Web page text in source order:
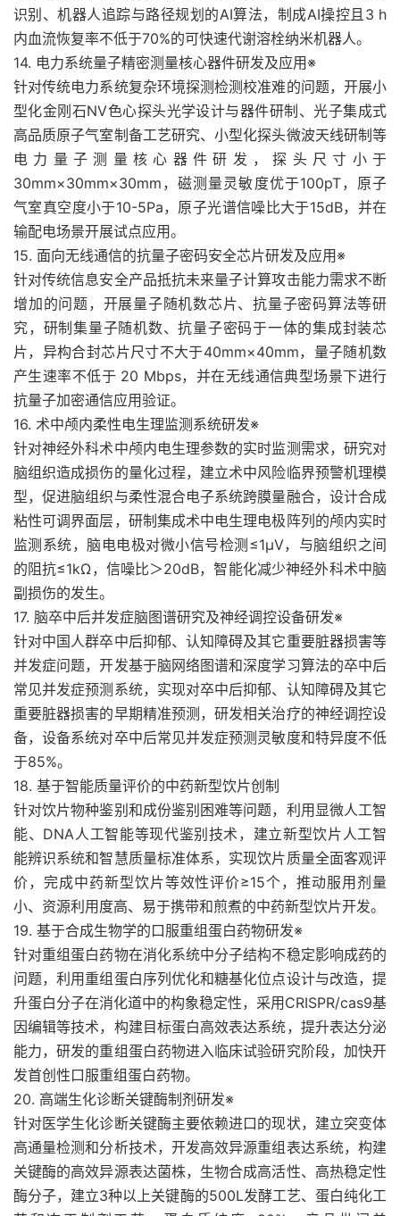
识别、机器人追踪与路径规划的AI算法，制成AI操控且3 h
内血流恢复率不低于70%的可快速代谢溶栓纳米机器人。
14. 电力系统量子精密测量核心器件研发及应用※
针对传统电力系统复杂环境探测检测校准难的问题，开展小
型化金刚石NV色心探头光学设计与器件研制、光子集成式
高品质原子气室制备工艺研究、小型化探头微波天线研制等
电力量子测量核心器件研发，探头尺寸小于
30mm×30mm×30mm，磁测量灵敏度优于100pT，原子
气室真空度小于10-5Pa，原子光谱信噪比大于15dB，并在
输配电场景开展试点应用。
15. 面向无线通信的抗量子密码安全芯片研发及应用※
针对传统信息安全产品抵抗未来量子计算攻击能力需求不断
增加的问题，开展量子随机数芯片、抗量子密码算法等研
究，研制集量子随机数、抗量子密码于一体的集成封装芯
片，异构合封芯片尺寸不大于40mm×40mm，量子随机数
产生速率不低于 20 Mbps，并在无线通信典型场景下进行
抗量子加密通信应用验证。
16. 术中颅内柔性电生理监测系统研发※
针对神经外科术中颅内电生理参数的实时监测需求，研究对
脑组织造成损伤的量化过程，建立术中风险临界预警机理模
型，促进脑组织与柔性混合电子系统跨膜量融合，设计合成
粘性可调界面层，研制集成术中电生理电极阵列的颅内实时
监测系统，脑电电极对微小信号检测≤1μV，与脑组织之间
的阻抗≤1kΩ，信噪比＞20dB，智能化减少神经外科术中脑
副损伤的发生。
17. 脑卒中后并发症脑图谱研究及神经调控设备研发※
针对中国人群卒中后抑郁、认知障碍及其它重要脏器损害等
并发症问题，开发基于脑网络图谱和深度学习算法的卒中后
常见并发症预测系统，实现对卒中后抑郁、认知障碍及其它
重要脏器损害的早期精准预测，研发相关治疗的神经调控设
备，设备系统对卒中后常见并发症预测灵敏度和特异度不低
于85%。
18. 基于智能质量评价的中药新型饮片创制
针对饮片物种鉴别和成份鉴别困难等问题，利用显微人工智
能、DNA人工智能等现代鉴别技术，建立新型饮片人工智
能辨识系统和智慧质量标准体系，实现饮片质量全面客观评
价，完成中药新型饮片等效性评价≥15个，推动服用剂量
小、资源利用度高、易于携带和煎煮的中药新型饮片开发。
19. 基于合成生物学的口服重组蛋白药物研发※
针对重组蛋白药物在消化系统中分子结构不稳定影响成药的
问题，利用重组蛋白序列优化和糖基化位点设计与改造，提
升蛋白分子在消化道中的构象稳定性，采用CRISPR/cas9基
因编辑等技术，构建目标蛋白高效表达系统，提升表达分泌
能力，研发的重组蛋白药物进入临床试验研究阶段，加快开
发首创性口服重组蛋白药物。
20. 高端生化诊断关键酶制剂研发※
针对医学生化诊断关键酶主要依赖进口的现状，建立突变体
高通量检测和分析技术，开发高效异源重组表达系统，构建
关键酶的高效异源表达菌株，生物合成高活性、高热稳定性
酶分子，建立3种以上关键酶的500L发酵工艺、蛋白纯化工